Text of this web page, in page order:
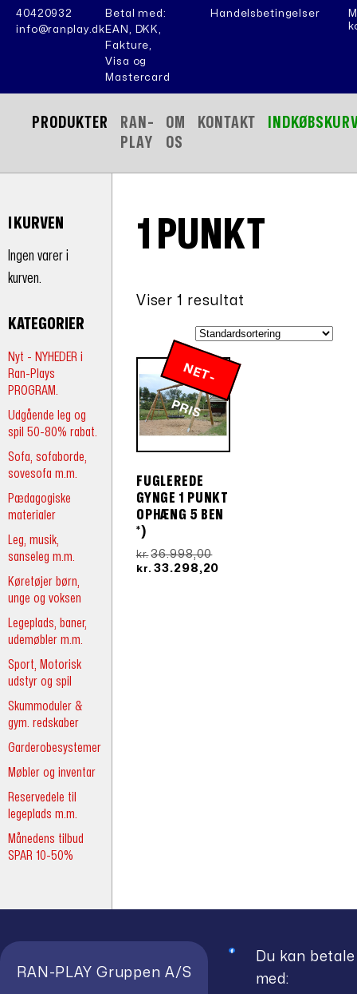
40420932
info@ranplay.dk
Betal med:
EAN, DKK,
Fakture,
Visa og
Mastercard
Handelsbetingelser
PRODUKTER
RAN-
PLAY
OM
OS
KONTAKT
I KURVEN
Ingen varer i
kurven.
KATEGORIER
Nyt - NYHEDER i
Ran-Plays
PROGRAM.
Udgående leg og
spil 50-80% rabat.
Sofa, sofaborde,
sovesofa m.m.
Pædagogiske
materialer
Leg, musik,
sanseleg m.m.
Køretøjer børn,
unge og voksen
Legeplads, baner,
udemøbler m.m.
Sport, Motorisk
udstyr og spil
Skummoduler &
gym. redskaber
Garderobesystemer
Møbler og inventar
Reservedele til
legeplads m.m.
Månedens tilbud
SPAR 10-50%
1 PUNKT
Viser 1 resultat
N
E
T
-
P
R
IS
FUGLEREDE
GYNGE 1 PUNKT
OPHÆNG 5 BEN
*)
kr. 36.998,00Den
oprindelige
kr. 33.298,20
RAN-PLAY Gruppen A/S
Du kan betale
med: